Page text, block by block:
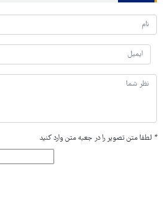
* لطفا متن تصویر را در جعبه متن وارد کنید